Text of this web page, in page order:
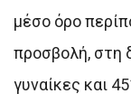
μέσο όρο
προσβολή, στη
γυναίκες και